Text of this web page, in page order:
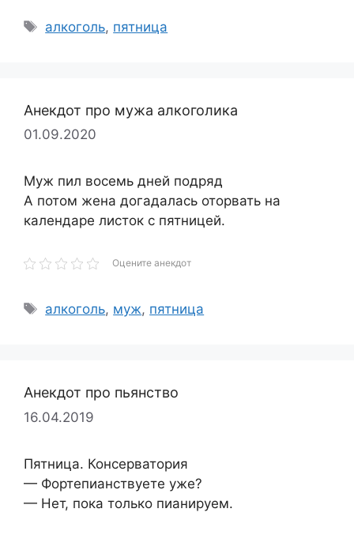
Метки
алкоголь, пятница
Анекдот про мужа алкоголика
01.09.2020
Муж пил восемь дней подряд
А потом жена догадалась оторвать на
календаре листок с пятницей.
Оцените анекдот
Метки
алкоголь, муж, пятница
Анекдот про пьянство
16.04.2019
Пятница. Консерватория
— Фортепианствуете уже?
— Нет, пока только пианируем.